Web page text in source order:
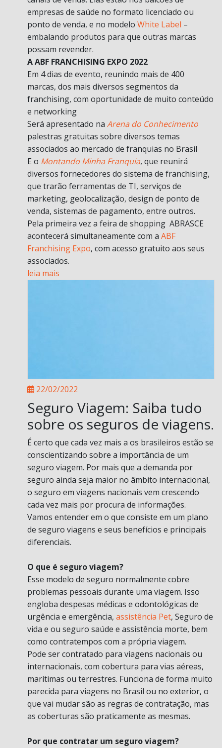
empresas de saúde no formato licenciado ou
ponto de venda, e no modelo White Label –
embalando produtos para que outras marcas
possam revender.
A ABF FRANCHISING EXPO 2022
Em 4 dias de evento, reunindo mais de 400
marcas, dos mais diversos segmentos da
franchising, com oportunidade de muito conteúdo
e networking
Será apresentado na Arena do Conhecimento
palestras gratuitas sobre diversos temas
associados ao mercado de franquias no Brasil
E o Montando Minha Franquia, que reunirá
diversos fornecedores do sistema de franchising,
que trarão ferramentas de TI, serviços de
marketing, geolocalização, design de ponto de
venda, sistemas de pagamento, entre outros.
Pela primeira vez a feira de shopping ABRASCE
acontecerá simultaneamente com a ABF
Franchising Expo, com acesso gratuito aos seus
associados.
leia mais
22/02/2022
Seguro Viagem: Saiba tudo
sobre os seguros de viagens.
É certo que cada vez mais a os brasileiros estão se
conscientizando sobre a importância de um
seguro viagem. Por mais que a demanda por
seguro ainda seja maior no âmbito internacional,
o seguro em viagens nacionais vem crescendo
cada vez mais por procura de informações.
Vamos entender em o que consiste em um plano
de seguro viagens e seus benefícios e principais
diferenciais.
O que é seguro viagem?
Esse modelo de seguro normalmente cobre
problemas pessoais durante uma viagem. Isso
engloba despesas médicas e odontológicas de
urgência e emergência, assistência Pet, Seguro de
vida e ou seguro saúde e assistência morte, bem
como contratempos com a própria viagem.
Pode ser contratado para viagens nacionais ou
internacionais, com cobertura para vias aéreas,
marítimas ou terrestres. Funciona de forma muito
parecida para viagens no Brasil ou no exterior, o
que vai mudar são as regras de contratação, mas
as coberturas são praticamente as mesmas.
Por que contratar um seguro viagem?